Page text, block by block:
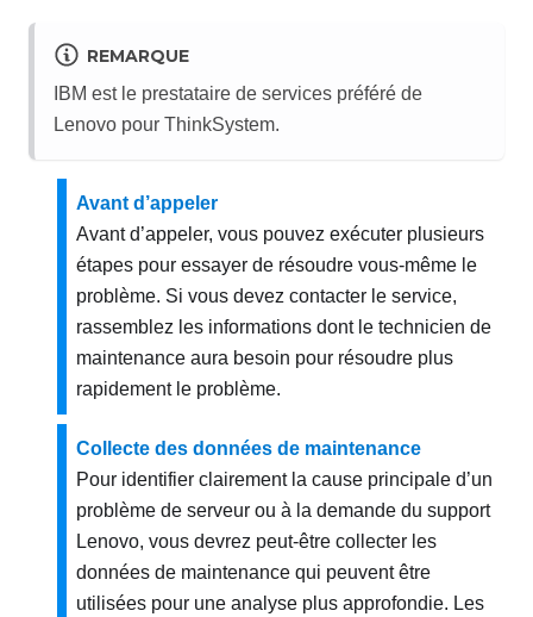
REMARQUE
IBM est le prestataire de services préféré de
Lenovo pour ThinkSystem.
Avant d’appeler
Avant d’appeler, vous pouvez exécuter plusieurs
étapes pour essayer de résoudre vous-même le
problème. Si vous devez contacter le service,
rassemblez les informations dont le technicien de
maintenance aura besoin pour résoudre plus
rapidement le problème.
Collecte des données de maintenance
Pour identifier clairement la cause principale d’un
problème de serveur ou à la demande du support
Lenovo, vous devrez peut-être collecter les
données de maintenance qui peuvent être
utilisées pour une analyse plus approfondie. Les